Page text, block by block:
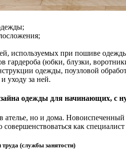
используемых при пошиве
гардероба (юбки, блузки,
одежды, поузловой
уходу за ней.
одежды для начинающих, с
ателье, но и дома.
как
(службы занятости)